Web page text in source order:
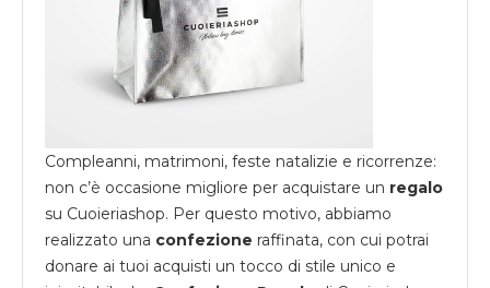
Compleanni, matrimoni, feste natalizie e ricorrenze:
non c’è occasione migliore per acquistare un regalo
su Cuoieriashop. Per questo motivo, abbiamo
realizzato una confezione raffinata, con cui potrai
donare ai tuoi acquisti un tocco di stile unico e